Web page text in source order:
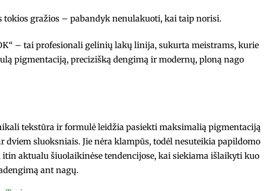
tokios gražios – pabandyk nenulakuoti, kai taip norisi.
– tai profesionali gelinių lakų linija, sukurta meistrams, kurie
pigmentaciją, precizišką dengimą ir modernų, ploną nago
tekstūra ir formulė leidžia pasiekti maksimalią pigmentaciją
dviem sluoksniais. Jie nėra klampūs, todėl nesuteikia papildomo
itin aktualu šiuolaikinėse tendencijose, kai siekiama išlaikyti kuo
ant nagų.